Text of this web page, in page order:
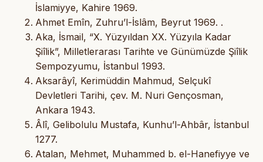
İslamiyye, Kahire 1969.
Ahmet Emîn, Zuhru’l-İslâm, Beyrut 1969. .
Aka, İsmail, “X. Yüzyıldan XX. Yüzyıla Kadar
Şiîlik”, Milletlerarası Tarihte ve Günümüzde Şiîlik
Sempozyumu, İstanbul 1993.
Aksarâyî, Kerimüddin Mahmud, Selçukî
Devletleri Tarihi, çev. M. Nuri Gençosman,
Ankara 1943.
Âlî, Gelibolulu Mustafa, Kunhu’l-Ahbâr, İstanbul
1277.
Atalan, Mehmet, Muhammed b. el-Hanefiyye ve